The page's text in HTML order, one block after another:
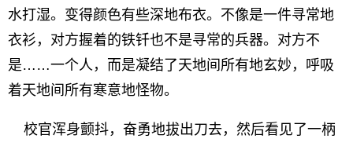
水打湿。变得颜色有些深地布衣。不像是一件寻常地
衣衫，对方握着的铁钎也不是寻常的兵器。对方不
是……一个人，而是凝结了天地间所有地玄妙，呼吸
着天地间所有寒意地怪物。
校官浑身颤抖，奋勇地拔出刀去，然后看见了一柄